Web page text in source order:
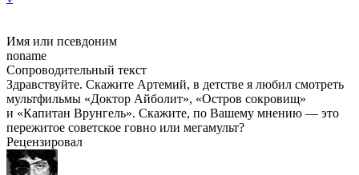
Имя или псевдоним
noname
Сопроводительный текст
Здравствуйте. Скажите Артемий, в детстве я любил смотреть
мультфильмы «Доктор Айболит», «Остров сокровищ»
и «Капитан Врунгель». Скажите, по Вашему мнению — это
пережитое советское говно или мегамульт?
Рецензировал